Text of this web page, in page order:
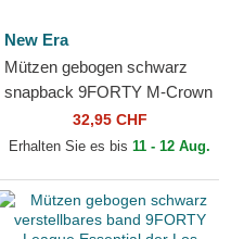
New Era
Mützen gebogen schwarz
snapback 9FORTY M-Crown
der Arizona Cardinals NFL
von New Era
32,95 CHF
Erhalten Sie es bis 11 - 12 Aug.